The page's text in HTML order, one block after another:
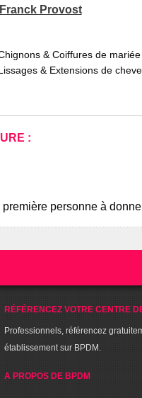
Provost
& Coiffures de mariée
& Extensions de
:
personne à
RÉFÉRENCEZ VOTRE CENTRE
Professionnels, référencez
établissement sur BPDM.
A PROPOS DE BPDM